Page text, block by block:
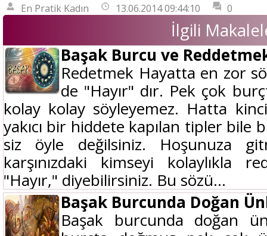
En Pratik Kadın 13.06.2014 09:44:10 0
İlgili
Başak Burcu ve
Redetmek Hayatta en zor
de "Hayır" dır. Pek çok
kolay kolay söyleyemez. Hatta
yakıcı bir hiddete kapılan tipler bile
siz öyle değilsiniz. Hoşunuza
karşınızdaki kimseyi kolaylıkla
"Hayır," diyebilirsiniz. Bu sözü...
Başak Burcunda Doğan
Başak burcunda doğan